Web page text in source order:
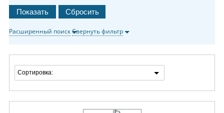
Расширенный поискСвернуть фильтр
Сортировка: